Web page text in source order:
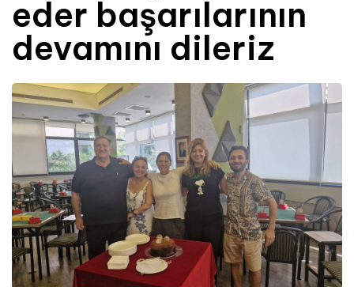
eder başarılarının
devamını dileriz